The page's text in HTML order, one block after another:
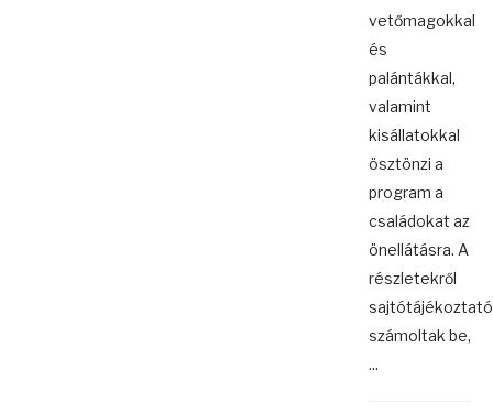
vetőmagokkal
és
palántákkal,
valamint
kisállatokkal
ösztönzi a
program a
családokat az
önellátásra. A
részletekről
számoltak be,
...